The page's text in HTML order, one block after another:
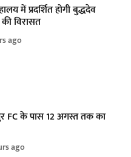
में प्रदर्शित होगी बुद्धदेव
की विरासत
ago
FC के पास 12 अगस्त तक का
ago